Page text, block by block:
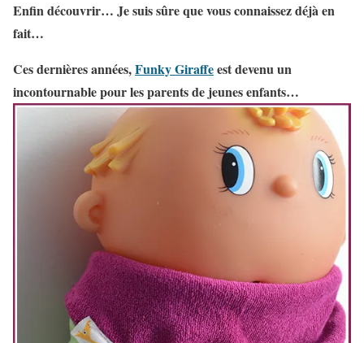
Enfin découvrir… Je suis sûre que vous connaissez déjà en
fait…
Ces dernières années,Funky Giraffeest devenu un
incontournable pour les parents de jeunes enfants…